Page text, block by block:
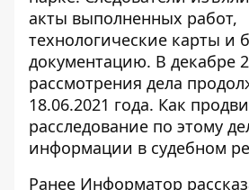
акты выполненных работ,
технологические карты и
документацию. В декабре
рассмотрения дела
18.06.2021 года. Как
расследование по этому
информации в судебном
Ранее Информатор